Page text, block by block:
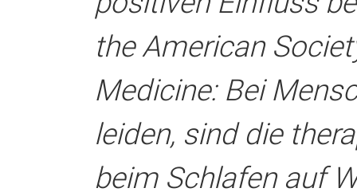
the American
Medicine: Bei
leiden, sind die
beim Schlafen auf